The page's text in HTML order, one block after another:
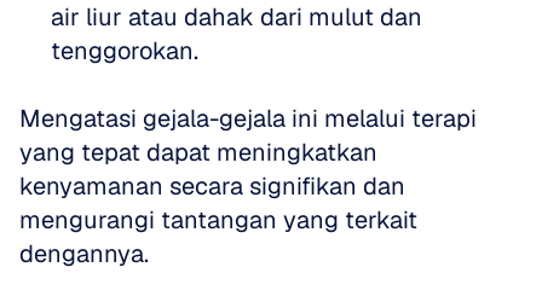
air liur atau dahak dari mulut dan
tenggorokan.
Mengatasi gejala-gejala ini melalui terapi
yang tepat dapat meningkatkan
kenyamanan secara signifikan dan
mengurangi tantangan yang terkait
dengannya.